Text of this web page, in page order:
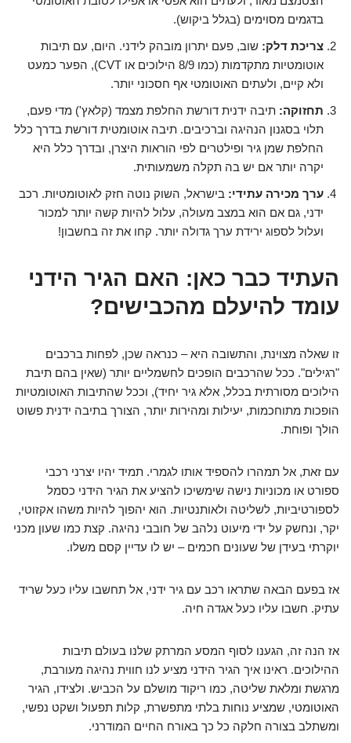
בדגמים מסוימים (בגלל ביקוש).
צריכת דלק: שוב, פעם יתרון מובהק לידני. היום, עם תיבות
אוטומטיות מתקדמות (כמו 8/9 הילוכים או CVT), הפער כמעט
ולא קיים, ולעתים האוטומטי אף חסכוני יותר.
תחזוקה: תיבה ידנית דורשת החלפת מצמד (קלאץ') מדי פעם,
תלוי בסגנון הנהיגה וברכיבים. תיבה אוטומטית דורשת בדרך כלל
החלפת שמן גיר ופילטרים לפי הוראות היצרן, ובדרך כלל היא
יקרה יותר אם יש בה תקלה משמעותית.
ערך מכירה עתידי: בישראל, השוק נוטה חזק לאוטומטיות. רכב
ידני, גם אם הוא במצב מעולה, עלול להיות קשה יותר למכור
ועלול לספוג ירידת ערך גדולה יותר. קחו את זה בחשבון!
העתיד כבר כאן: האם הגיר הידני
עומד להיעלם מהכבישים?
זו שאלה מצוינת, והתשובה היא – כנראה שכן, לפחות ברכבים
"רגילים". ככל שהרכבים הופכים לחשמליים יותר (שאין בהם תיבת
הילוכים מסורתית בכלל, אלא גיר יחיד), וככל שהתיבות האוטומטיות
הופכות מתוחכמות, יעילות ומהירות יותר, הצורך בתיבה ידנית פשוט
הולך ופוחת.
עם זאת, אל תמהרו להספיד אותו לגמרי. תמיד יהיו יצרני רכבי
ספורט או מכוניות נישה שימשיכו להציע את הגיר הידני כסמל
לספורטיביות, לשליטה ולאותנטיות. הוא יהפוך להיות משהו אקזוטי,
יקר, ונחשק על ידי מיעוט נלהב של חובבי נהיגה. קצת כמו שעון מכני
יוקרתי בעידן של שעונים חכמים – יש לו עדיין קסם משלו.
אז בפעם הבאה שתראו רכב עם גיר ידני, אל תחשבו עליו כעל שריד
עתיק. חשבו עליו כעל אגדה חיה.
אז הנה זה, הגענו לסוף המסע המרתק שלנו בעולם תיבות
ההילוכים. ראינו איך הגיר הידני מציע לנו חווית נהיגה מעורבת,
מרגשת ומלאת שליטה, כמו ריקוד מושלם על הכביש. ולצידו, הגיר
האוטומטי, שמציע נוחות בלתי מתפשרת, קלות תפעול ושקט נפשי,
ומשתלב בצורה חלקה כל כך באורח החיים המודרני.